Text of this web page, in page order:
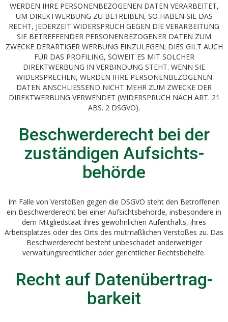
WERDEN IHRE PERSONENBEZOGENEN DATEN VERARBEITET,
UM DIREKTWERBUNG ZU BETREIBEN, SO HABEN SIE DAS
RECHT, JEDERZEIT WIDERSPRUCH GEGEN DIE VERARBEITUNG
SIE BETREFFENDER PERSONENBEZOGENER DATEN ZUM
ZWECKE DERARTIGER WERBUNG EINZULEGEN; DIES GILT AUCH
FÜR DAS PROFILING, SOWEIT ES MIT SOLCHER
DIREKTWERBUNG IN VERBINDUNG STEHT. WENN SIE
WIDERSPRECHEN, WERDEN IHRE PERSONENBEZOGENEN
DATEN ANSCHLIESSEND NICHT MEHR ZUM ZWECKE DER
DIREKTWERBUNG VERWENDET (WIDERSPRUCH NACH ART. 21
ABS. 2 DSGVO).
Beschwerde­recht bei der
zuständigen Aufsichts­
behörde
Im Falle von Verstößen gegen die DSGVO steht den Betroffenen
ein Beschwerderecht bei einer Aufsichtsbehörde, insbesondere in
dem Mitgliedstaat ihres gewöhnlichen Aufenthalts, ihres
Arbeitsplatzes oder des Orts des mutmaßlichen Verstoßes zu. Das
Beschwerderecht besteht unbeschadet anderweitiger
verwaltungsrechtlicher oder gerichtlicher Rechtsbehelfe.
Recht auf Daten­übertrag­
barkeit